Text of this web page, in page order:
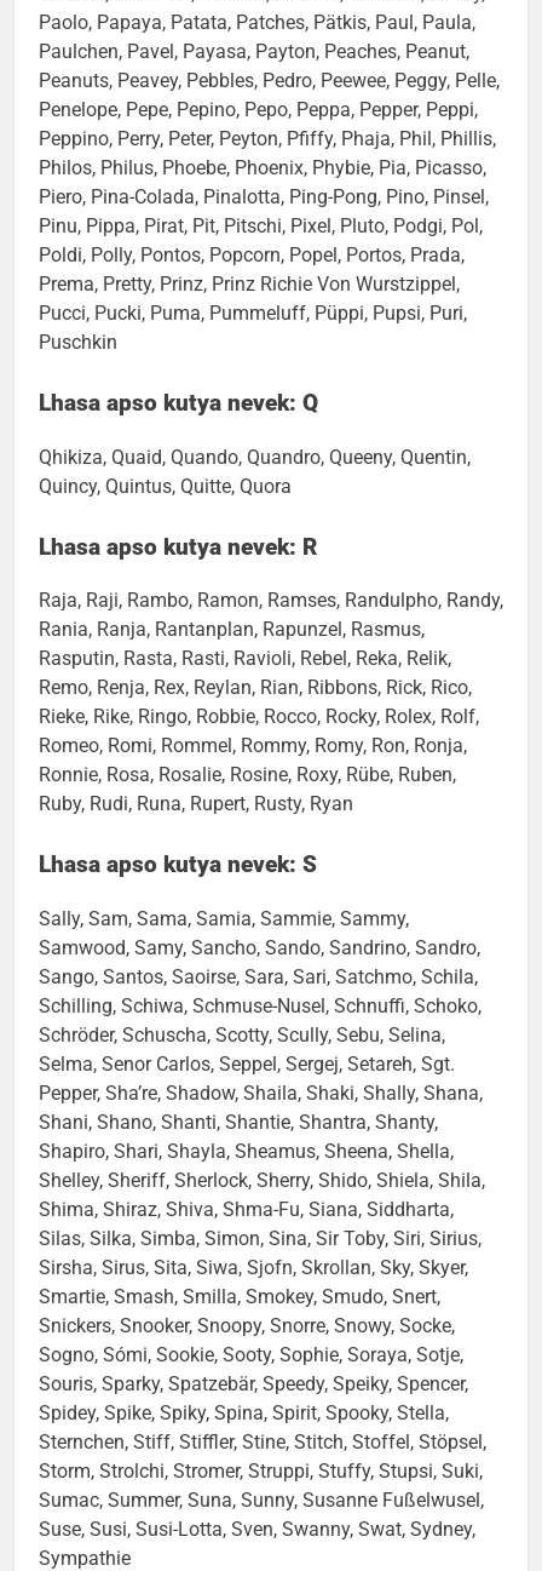
Paloma, Paluszek, Pamina, Pancho, Pandora, Panky,
Paolo, Papaya, Patata, Patches, Pätkis, Paul, Paula,
Paulchen, Pavel, Payasa, Payton, Peaches, Peanut,
Peanuts, Peavey, Pebbles, Pedro, Peewee, Peggy, Pelle,
Penelope, Pepe, Pepino, Pepo, Peppa, Pepper, Peppi,
Peppino, Perry, Peter, Peyton, Pfiffy, Phaja, Phil, Phillis,
Philos, Philus, Phoebe, Phoenix, Phybie, Pia, Picasso,
Piero, Pina-Colada, Pinalotta, Ping-Pong, Pino, Pinsel,
Pinu, Pippa, Pirat, Pit, Pitschi, Pixel, Pluto, Podgi, Pol,
Poldi, Polly, Pontos, Popcorn, Popel, Portos, Prada,
Prema, Pretty, Prinz, Prinz Richie Von Wurstzippel,
Pucci, Pucki, Puma, Pummeluff, Püppi, Pupsi, Puri,
Qhikiza, Quaid, Quando, Quandro, Queeny, Quentin,
Raja, Raji, Rambo, Ramon, Ramses, Randulpho, Randy,
Rania, Ranja, Rantanplan, Rapunzel, Rasmus,
Rasputin, Rasta, Rasti, Ravioli, Rebel, Reka, Relik,
Remo, Renja, Rex, Reylan, Rian, Ribbons, Rick, Rico,
Rieke, Rike, Ringo, Robbie, Rocco, Rocky, Rolex, Rolf,
Romeo, Romi, Rommel, Rommy, Romy, Ron, Ronja,
Ronnie, Rosa, Rosalie, Rosine, Roxy, Rübe, Ruben,
Sally, Sam, Sama, Samia, Sammie, Sammy,
Samwood, Samy, Sancho, Sando, Sandrino, Sandro,
Sango, Santos, Saoirse, Sara, Sari, Satchmo, Schila,
Schilling, Schiwa, Schmuse-Nusel, Schnuffi, Schoko,
Schröder, Schuscha, Scotty, Scully, Sebu, Selina,
Selma, Senor Carlos, Seppel, Sergej, Setareh, Sgt.
Pepper, Sha’re, Shadow, Shaila, Shaki, Shally, Shana,
Shani, Shano, Shanti, Shantie, Shantra, Shanty,
Shapiro, Shari, Shayla, Sheamus, Sheena, Shella,
Shelley, Sheriff, Sherlock, Sherry, Shido, Shiela, Shila,
Shima, Shiraz, Shiva, Shma-Fu, Siana, Siddharta,
Silas, Silka, Simba, Simon, Sina, Sir Toby, Siri, Sirius,
Sirsha, Sirus, Sita, Siwa, Sjofn, Skrollan, Sky, Skyer,
Smartie, Smash, Smilla, Smokey, Smudo, Snert,
Snickers, Snooker, Snoopy, Snorre, Snowy, Socke,
Sogno, Sómi, Sookie, Sooty, Sophie, Soraya, Sotje,
Souris, Sparky, Spatzebär, Speedy, Speiky, Spencer,
Spidey, Spike, Spiky, Spina, Spirit, Spooky, Stella,
Sternchen, Stiff, Stiffler, Stine, Stitch, Stoffel, Stöpsel,
Storm, Strolchi, Stromer, Struppi, Stuffy, Stupsi, Suki,
Sumac, Summer, Suna, Sunny, Susanne Fußelwusel,
Suse, Susi, Susi-Lotta, Sven, Swanny, Swat, Sydney,